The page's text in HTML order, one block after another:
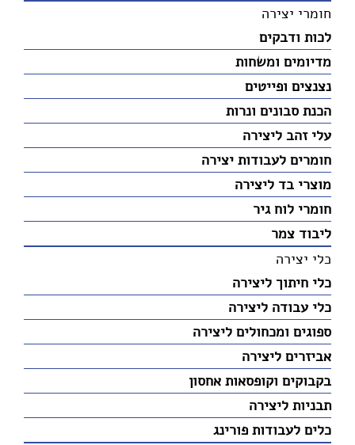
חומרי יצירה
לכות ודבקים
מדיומים ומשחות
נצנצים ופייטים
הכנת סבונים ונרות
עלי זהב ליצירה
חומרים לעבודות יצירה
מוצרי בד ליצירה
חומרי לוח גיר
ליבוד צמר
כלי יצירה
כלי חיתוך ליצירה
כלי עבודה ליצירה
ספוגים ומכחולים ליצירה
אביזרים ליצירה
בקבוקים וקופסאות אחסון
תבניות ליצירה
כלים לעבודות פורינג